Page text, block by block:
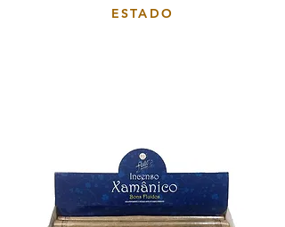
ESTADO